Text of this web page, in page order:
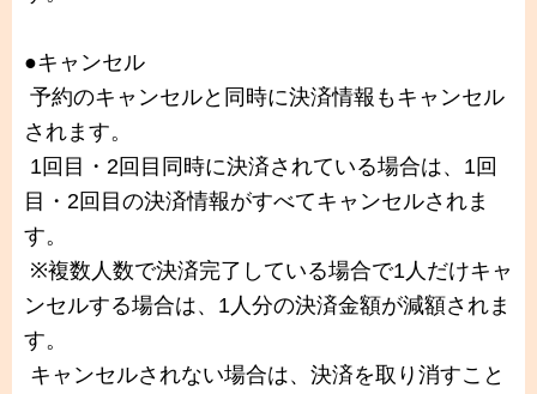
●キャンセル
予約のキャンセルと同時に決済情報もキャンセル
されます。
1回目・2回目同時に決済されている場合は、1回
目・2回目の決済情報がすべてキャンセルされま
す。
※複数人数で決済完了している場合で1人だけキャ
ンセルする場合は、1人分の決済金額が減額されま
す。
キャンセルされない場合は、決済を取り消すこと